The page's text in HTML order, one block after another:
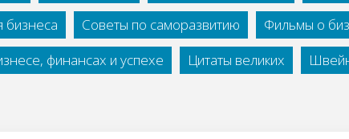
бизнеса
Советы по саморазвитию
Фильмы о
финансах и успехе
Цитаты великих